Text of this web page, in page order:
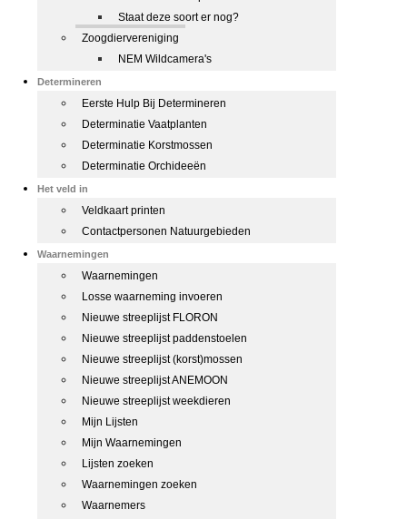
Staat deze soort er nog?
Zoogdiervereniging
NEM Wildcamera's
Determineren
Eerste Hulp Bij Determineren
Determinatie Vaatplanten
Determinatie Korstmossen
Determinatie Orchideeën
Het veld in
Veldkaart printen
Contactpersonen Natuurgebieden
Waarnemingen
Waarnemingen
Losse waarneming invoeren
Nieuwe streeplijst FLORON
Nieuwe streeplijst paddenstoelen
Nieuwe streeplijst (korst)mossen
Nieuwe streeplijst ANEMOON
Nieuwe streeplijst weekdieren
Mijn Lijsten
Mijn Waarnemingen
Lijsten zoeken
Waarnemingen zoeken
Waarnemers